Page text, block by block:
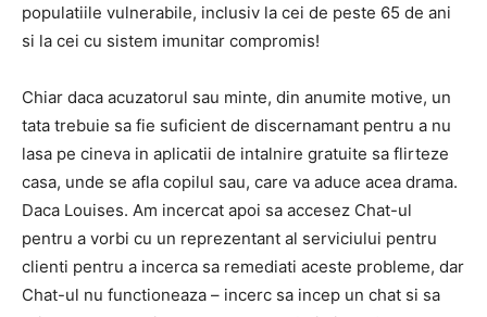
populatiile vulnerabile, inclusiv la cei de peste 65 de ani
si la cei cu sistem imunitar compromis!
Chiar daca acuzatorul sau minte, din anumite motive, un
tata trebuie sa fie suficient de discernamant pentru a nu
lasa pe cineva in aplicatii de intalnire gratuite sa flirteze
casa, unde se afla copilul sau, care va aduce acea drama.
Daca Louises. Am incercat apoi sa accesez Chat-ul
pentru a vorbi cu un reprezentant al serviciului pentru
clienti pentru a incerca sa remediati aceste probleme, dar
Chat-ul nu functioneaza – incerc sa incep un chat si sa